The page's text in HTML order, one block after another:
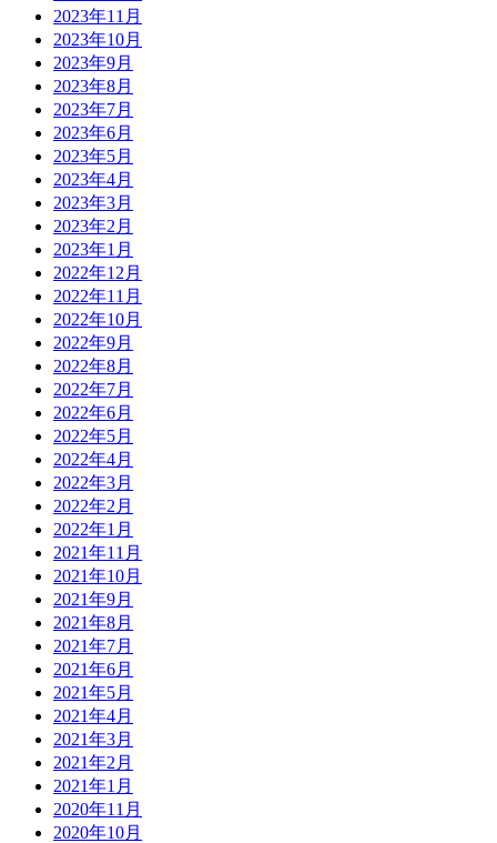
2023年11月
2023年10月
2023年9月
2023年8月
2023年7月
2023年6月
2023年5月
2023年4月
2023年3月
2023年2月
2023年1月
2022年12月
2022年11月
2022年10月
2022年9月
2022年8月
2022年7月
2022年6月
2022年5月
2022年4月
2022年3月
2022年2月
2022年1月
2021年11月
2021年10月
2021年9月
2021年8月
2021年7月
2021年6月
2021年5月
2021年4月
2021年3月
2021年2月
2021年1月
2020年11月
2020年10月